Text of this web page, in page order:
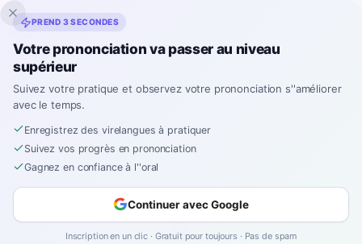
Inklingo
Espagnol›Virelangues› Son R
🗣️
PREND 3 SECONDES
Votre prononciation va passer au niveau
supérieur
Suivez votre pratique et observez votre prononciation s''améliorer
avec le temps.
Enregistrez des virelangues à pratiquer
Suivez vos progrès en prononciation
Gagnez en confiance à l''oral
Continuer avec Google
Inscription en un clic · Gratuit pour toujours · Pas de spam